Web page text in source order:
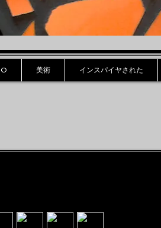
美術 インスパイヤされた